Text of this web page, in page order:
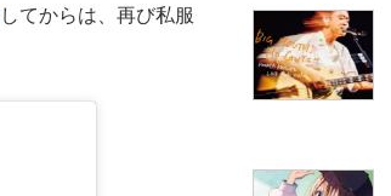
してからは、再び私服